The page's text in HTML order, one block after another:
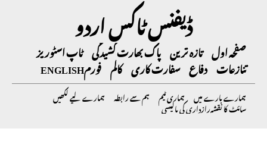
ڈیفنس ٹاکس اردو
صفحہ اول تازہ ترین پاک بھارت کشیدگی ٹاپ اسٹوریز
تنازعات دفاع سفارت کاری کالم فورمENGLISH
ہمارے بارے میں ہماری ٹیم ہم سے رابطہ ہمارے لیے لکھیں
سائٹ کا نقشہرازداری کی پالیسی